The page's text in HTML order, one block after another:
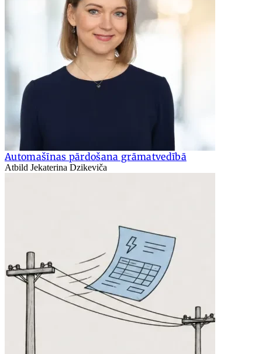
Automašīnas pārdošana grāmatvedībā
Atbild Jekaterina Dzikeviča